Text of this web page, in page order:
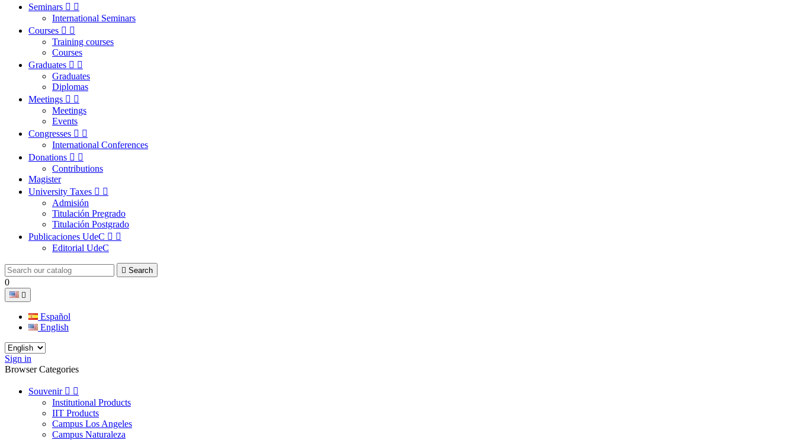
Seminars  
International Seminars
Courses  
Training courses
Courses
Graduates  
Graduates
Diplomas
Meetings  
Meetings
Events
Congresses  
International Conferences
Donations  
Contributions
Magister
University Taxes  
Admisión
Titulación Pregrado
Titulación Postgrado
Publicaciones UdeC  
Editorial UdeC
 Search
0

Español
English
Sign in
Browser Categories
Souvenir  
Institutional Products
IIT Products
Campus Los Angeles
Campus Naturaleza